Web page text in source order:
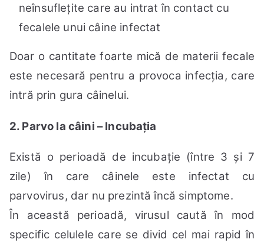
neînsuflețite care au intrat în contact cu
fecalele unui câine infectat
Doar o cantitate foarte mică de materii fecale
este necesară pentru a provoca infecția, care
intră prin gura câinelui.
2. Parvo la câini – Incubația
Există o perioadă de incubație (între 3 și 7
zile) în care câinele este infectat cu
parvovirus, dar nu prezintă încă simptome.
În această perioadă, virusul caută în mod
specific celulele care se divid cel mai rapid în